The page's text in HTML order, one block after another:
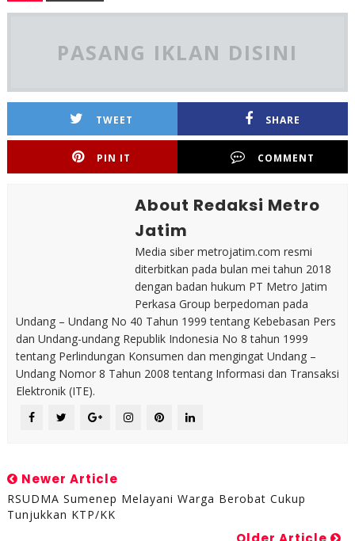
PASANG IKLAN DISINI
TWEET SHARE
PIN IT COMMENT
About Redaksi Metro
Jatim
Media siber metrojatim.com resmi
diterbitkan pada bulan mei tahun 2018
dengan badan hukum PT Metro Jatim
Perkasa Group berpedoman pada
Undang – Undang No 40 Tahun 1999 tentang Kebebasan Pers
dan Undang-undang Republik Indonesia No 8 tahun 1999
tentang Perlindungan Konsumen dan mengingat Undang –
Undang Nomor 8 Tahun 2008 tentang Informasi dan Transaksi
Elektronik (ITE).
Newer Article
RSUDMA Sumenep Melayani Warga Berobat Cukup
Tunjukkan KTP/KK